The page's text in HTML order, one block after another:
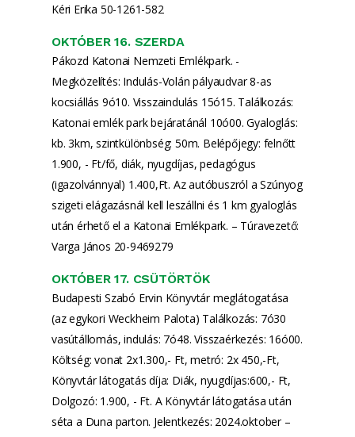
Kéri Erika 50-1261-582
OKTÓBER 16. SZERDA
Pákozd Katonai Nemzeti Emlékpark. -
Megközelítés: Indulás-Volán pályaudvar 8-as
kocsiállás 9ó10. Visszaindulás 15ó15. Találkozás:
Katonai emlék park bejáratánál 10ó00. Gyaloglás:
kb. 3km, szintkülönbség: 50m. Belépőjegy: felnőtt
1.900, - Ft/fő, diák, nyugdíjas, pedagógus
(igazolvánnyal) 1.400,Ft. Az autóbuszról a Szúnyog
szigeti elágazásnál kell leszállni és 1 km gyaloglás
után érhető el a Katonai Emlékpark. – Túravezető:
Varga János 20-9469279
OKTÓBER 17. CSÜTÖRTÖK
Budapesti Szabó Ervin Könyvtár meglátogatása
(az egykori Weckheim Palota) Találkozás: 7ó30
vasútállomás, indulás: 7ó48. Visszaérkezés: 16ó00.
Költség: vonat 2x1.300,- Ft, metró: 2x 450,-Ft,
Könyvtár látogatás díja: Diák, nyugdíjas:600,- Ft,
Dolgozó: 1.900, - Ft. A Könyvtár látogatása után
séta a Duna parton. Jelentkezés: 2024.oktober –